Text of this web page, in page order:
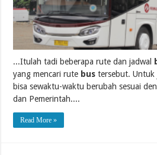
...Itulah tadi beberapa rute dan jadwal
yang mencari rute bus tersebut. Untuk
bisa sewaktu-waktu berubah sesuai
dan Pemerintah....
Read More »